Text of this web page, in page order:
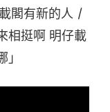
閣有新的人 /
相挺啊 明仔載